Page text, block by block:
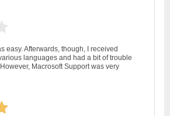
easy. Afterwards, though, I received
languages and had a bit of trouble
Macrosoft Support was very